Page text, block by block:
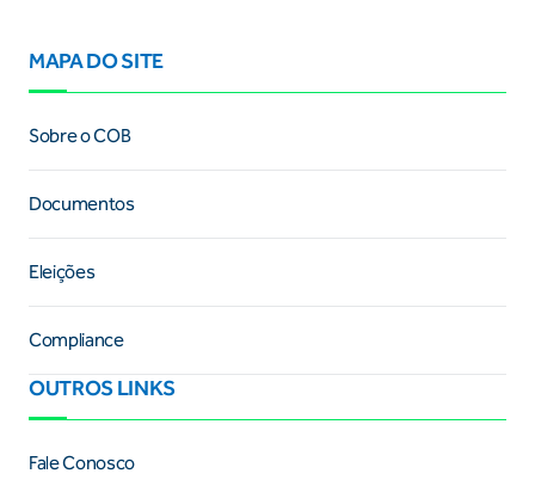
MAPA DO SITE
Sobre o COB
Documentos
Eleições
Compliance
OUTROS LINKS
Fale Conosco